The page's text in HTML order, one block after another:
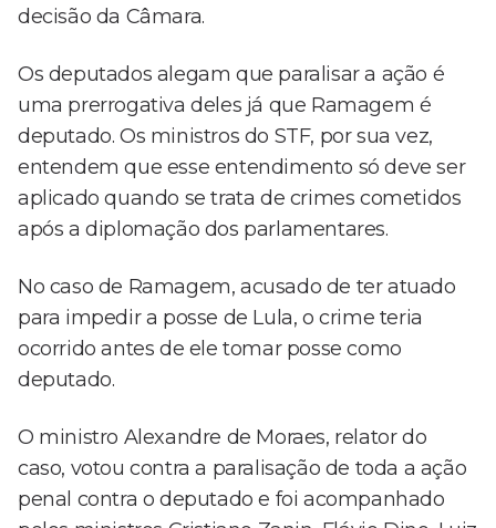
decisão da Câmara.
Os deputados alegam que paralisar a ação é
uma prerrogativa deles já que Ramagem é
deputado. Os ministros do STF, por sua vez,
entendem que esse entendimento só deve ser
aplicado quando se trata de crimes cometidos
após a diplomação dos parlamentares.
No caso de Ramagem, acusado de ter atuado
para impedir a posse de Lula, o crime teria
ocorrido antes de ele tomar posse como
deputado.
O ministro Alexandre de Moraes, relator do
caso, votou contra a paralisação de toda a ação
penal contra o deputado e foi acompanhado